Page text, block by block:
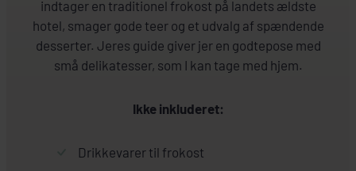
indtager en traditionel frokost på landets ældste
hotel, smager gode teer og et udvalg af spændende
desserter. Jeres guide giver jer en godtepose med
små delikatesser, som I kan tage med hjem.
Ikke inkluderet:
Drikkevarer til frokost